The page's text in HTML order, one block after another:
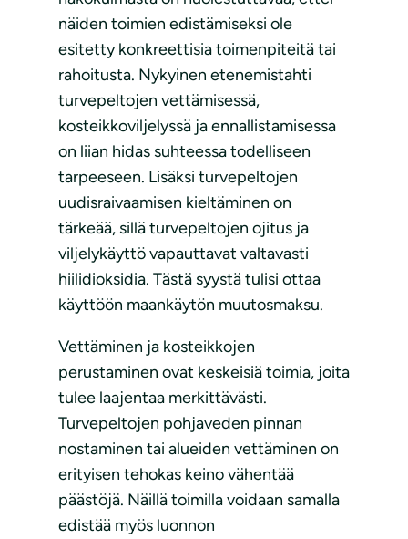
näiden toimien edistämiseksi ole
esitetty konkreettisia toimenpiteitä tai
rahoitusta. Nykyinen etenemistahti
turvepeltojen vettämisessä,
kosteikkoviljelyssä ja ennallistamisessa
on liian hidas suhteessa todelliseen
tarpeeseen. Lisäksi turvepeltojen
uudisraivaamisen kieltäminen on
tärkeää, sillä turvepeltojen ojitus ja
viljelykäyttö vapauttavat valtavasti
hiilidioksidia. Tästä syystä tulisi ottaa
käyttöön maankäytön muutosmaksu.
Vettäminen ja kosteikkojen
perustaminen ovat keskeisiä toimia, joita
tulee laajentaa merkittävästi.
Turvepeltojen pohjaveden pinnan
nostaminen tai alueiden vettäminen on
erityisen tehokas keino vähentää
päästöjä. Näillä toimilla voidaan samalla
edistää myös luonnon